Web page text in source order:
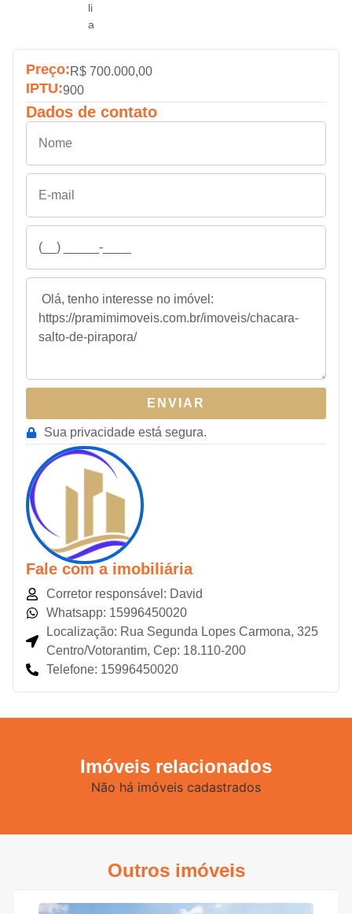
li
a
Preço:R$ 700.000,00
IPTU:900
Dados de contato
ENVIAR
Sua privacidade está segura.
Fale com a imobiliária
Corretor responsável: David
Whatsapp: 15996450020
Localização: Rua Segunda Lopes Carmona, 325
Centro/Votorantim, Cep: 18.110-200
Telefone: 15996450020
Imóveis relacionados
Não há imóveis cadastrados
Outros imóveis